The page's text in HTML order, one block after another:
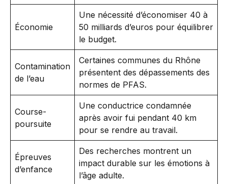
Économie
Une nécessité d’économiser 40 à
50 milliards d’euros pour équilibrer
le budget.
Contamination
de l’eau
Certaines communes du Rhône
présentent des dépassements des
normes de PFAS.
Course-
poursuite
Une conductrice condamnée
après avoir fui pendant 40 km
pour se rendre au travail.
Épreuves
d’enfance
Des recherches montrent un
impact durable sur les émotions à
l’âge adulte.